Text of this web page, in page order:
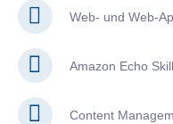
Web- und Web-
Amazon Echo
Content